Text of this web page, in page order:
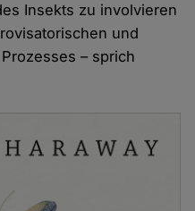
Insekts zu involvieren
und
– sprich